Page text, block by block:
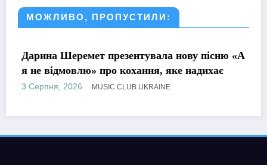
МОЖЛИВО, ПРОПУСТИЛИ:
презентувала нову пісню «А
про кохання, яке надихає
MUSIC CLUB UKRAINE
МУЗИКА
Sonar Wind
емоційну